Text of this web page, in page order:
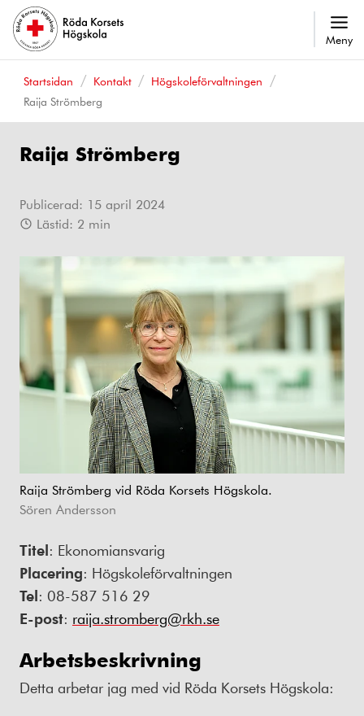
Meny
Startsidan Kontakt
Högskoleförvaltningen
Raija Strömberg
Raija Strömberg
Publicerad: 15 april 2024
Lästid: 2 min
Raija Strömberg vid Röda Korsets Högskola.
Sören Andersson
Titel: Ekonomiansvarig
Placering: Högskoleförvaltningen
Tel: 08-587 516 29
E-post: raija.stromberg@rkh.se
Arbetsbeskrivning
Detta arbetar jag med vid Röda Korsets Högskola: